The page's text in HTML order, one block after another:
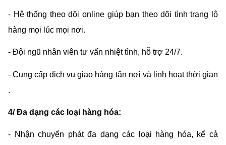
- Hệ thống theo dõi online giúp bạn theo dõi tình trạng lô
hàng mọi lúc mọi nơi.
- Đội ngũ nhân viên tư vấn nhiệt tình, hỗ trợ 24/7.
- Cung cấp dịch vụ giao hàng tận nơi và linh hoạt thời gian
.
4/ Đa dạng các loại hàng hóa:
- Nhận chuyển phát đa dạng các loại hàng hóa, kể cả